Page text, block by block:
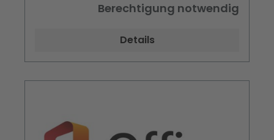
Berechtigung notwendig
Details